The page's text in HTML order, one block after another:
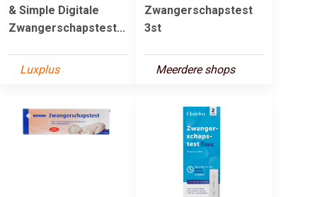
& Simple Digitale
Zwangerschapstest...
Luxplus
Zwangerschapstest
3st
Meerdere shops